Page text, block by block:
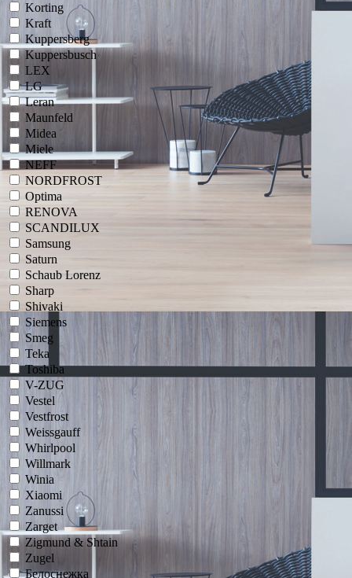
Korting
Kraft
Kuppersberg
Kuppersbusch
LEX
LG
Leran
Maunfeld
Midea
Miele
NEFF
NORDFROST
Optima
RENOVA
SCANDILUX
Samsung
Saturn
Schaub Lorenz
Sharp
Shivaki
Siemens
Smeg
Teka
Toshiba
V-ZUG
Vestel
Vestfrost
Weissgauff
Whirlpool
Willmark
Winia
Xiaomi
Zanussi
Zarget
Zigmund & Shtain
Zugel
Белоснежка